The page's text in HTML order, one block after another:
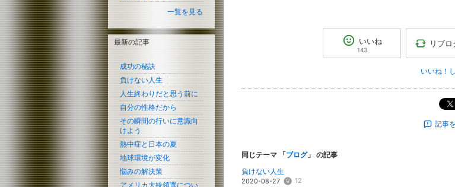
いいね
143
リブ
いいね！
記事
同じテーマ 「ブログ」 の記事
負けない人生
2020-08-27 12
一覧を見る
最新の記事
成功の秘訣
負けない人生
人生終わりだと思う前に
自分の性格だから
その瞬間の行いに意識向
けよう
熱中症と日本の夏
地球環境が変化
悩みの解決策
アメリカ大統領選につい